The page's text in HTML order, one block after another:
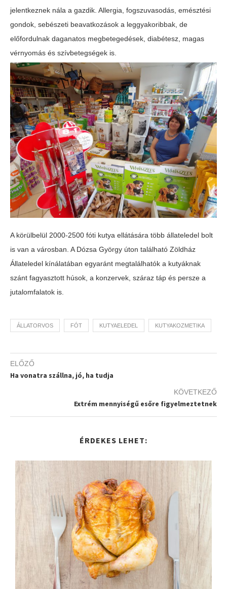
jelentkeznek nála a gazdik. Allergia, fogszuvasodás, emésztési
gondok, sebészeti beavatkozások a leggyakoribbak, de
előfordulnak daganatos megbetegedések, diabétesz, magas
vérnyomás és szívbetegségek is.
A körülbelül 2000-2500 fóti kutya ellátására több állateledel bolt
is van a városban. A Dózsa György úton található Zöldház
Állateledel kínálatában egyaránt megtalálhatók a kutyáknak
szánt fagyasztott húsok, a konzervek, száraz táp és persze a
jutalomfalatok is.
ÁLLATORVOS FÓT KUTYAELEDEL KUTYAKOZMETIKA
ELŐZŐ
Ha vonatra szállna, jó, ha tudja
KÖVETKEZŐ
Extrém mennyiségű esőre figyelmeztetnek
ÉRDEKES LEHET: